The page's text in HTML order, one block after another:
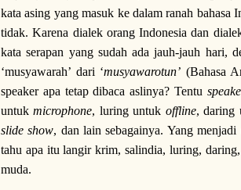
kata asing yang masuk ke dalam ranah bahasa
tidak. Karena dialek orang Indonesia dan
kata serapan yang sudah ada jauh-jauh hari,
‘musyawarah’ dari ‘musyawarotun’ (Bahasa
speaker apa tetap dibaca aslinya? Tentu
untukmicrophone, luring untuk offline, daring
slide show, dan lain sebagainya. Yang
tahu apa itu langir krim, salindia, luring,
muda.